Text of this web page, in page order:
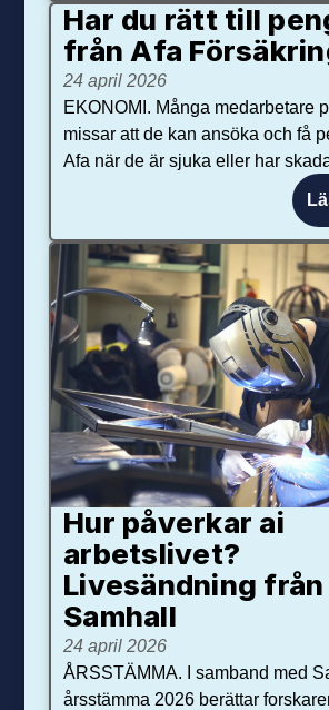
Har du rätt till
från Afa
24 april 2026
EKONOMI. Många medarbetare
missar att de kan ansöka och få
Afa när de är sjuka eller har
Hur påverkar ai
arbetslivet?
Livesändning från
Samhall
24 april 2026
ÅRSSTÄMMA. I samband med
årsstämma 2026 berättar